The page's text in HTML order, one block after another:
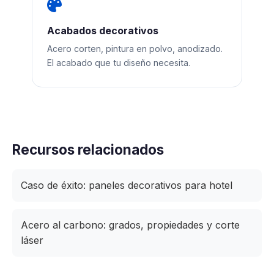
Acabados decorativos
Acero corten, pintura en polvo, anodizado.
El acabado que tu diseño necesita.
Recursos relacionados
Caso de éxito: paneles decorativos para hotel
Acero al carbono: grados, propiedades y corte
láser